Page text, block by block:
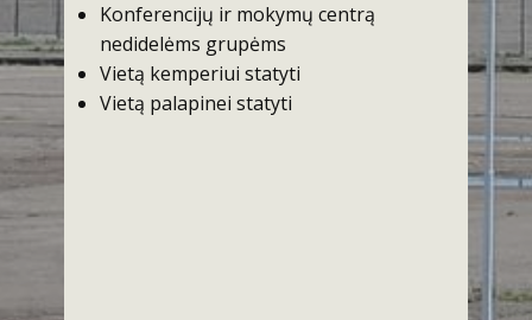
Konferencijų ir mokymų centrą
nedidelėms grupėms
Vietą kemperiui statyti
Vietą palapinei statyti